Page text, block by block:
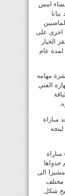
مساء امس
اخرى على
الخيار
لمدة عام
مهامه
الفني
مباراة
أوزبكستان 10 الجاري ‏‫لعدم جدواها
الى
مختلف
شكل